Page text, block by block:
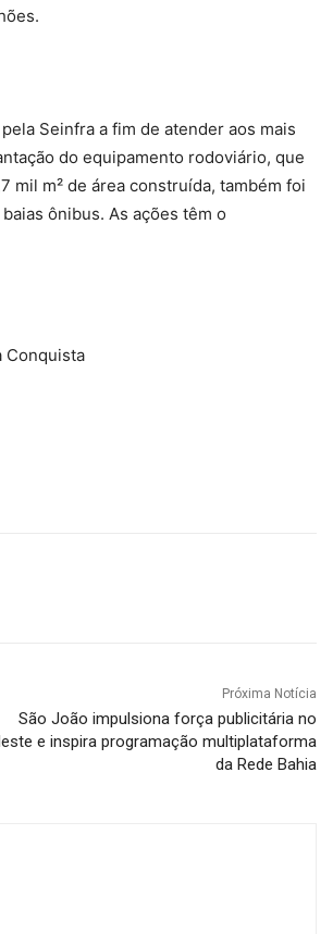
Seinfra a fim de atender aos mais
do equipamento rodoviário, que
mil m² de área construída, também foi
ônibus. As ações têm o
Conquista
Próxima Notícia
São João impulsiona força publicitária no
e inspira programação multiplataforma
da Rede Bahia